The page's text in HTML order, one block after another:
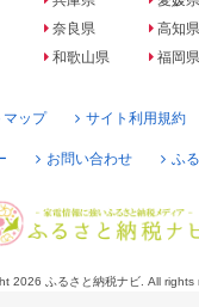
奈良県
和歌山県
高知県
福岡県
マップ サイト利用規約
お問い合わせ ふ
2026 ふるさと納税ナビ. All rights